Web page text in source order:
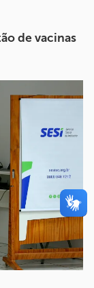
de vacinas